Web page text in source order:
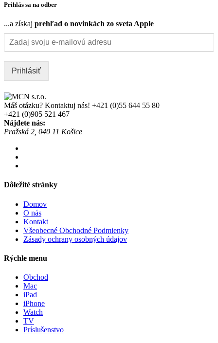
Prihlás sa na odber
...a získaj prehľad o novinkách zo sveta Apple
Prihlásiť
Máš otázku? Kontaktuj nás! +421 (0)55 644 55 80
+421 (0)905 521 467
Nájdete nás:
Pražská 2, 040 11 Košice
Dôležité stránky
Domov
O nás
Kontakt
Všeobecné Obchodné Podmienky
Zásady ochrany osobných údajov
Rýchle menu
Obchod
Mac
iPad
iPhone
Watch
TV
Príslušenstvo